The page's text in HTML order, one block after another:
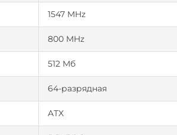
1547 MHz
800 MHz
512 Мб
64-разрядная
ATX